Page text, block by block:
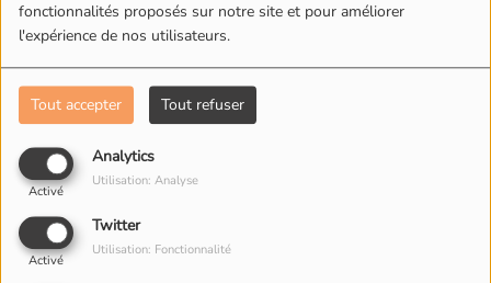
fonctionnalités proposés sur notre site et pour améliorer
l'expérience de nos utilisateurs.
Tout accepter Tout refuser
Analytics
Activé
Utilisation: Analyse
Twitter
Activé
Utilisation: Fonctionnalité
Blankass